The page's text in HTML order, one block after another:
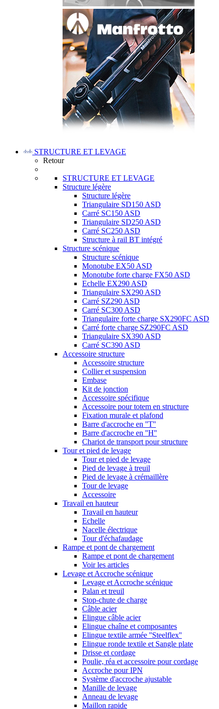
STRUCTURE ET LEVAGE
Retour
STRUCTURE ET LEVAGE
Structure légère
Structure légère
Triangulaire SD150 ASD
Carré SC150 ASD
Triangulaire SD250 ASD
Carré SC250 ASD
Structure à rail BT intégré
Structure scénique
Structure scénique
Monotube EX50 ASD
Monotube forte charge FX50 ASD
Echelle EX290 ASD
Triangulaire SX290 ASD
Carré SZ290 ASD
Carré SC300 ASD
Triangulaire forte charge SX290FC ASD
Carré forte charge SZ290FC ASD
Triangulaire SX390 ASD
Carré SC390 ASD
Accessoire structure
Accessoire structure
Collier et suspension
Embase
Kit de jonction
Accessoire spécifique
Accessoire pour totem en structure
Fixation murale et plafond
Barre d'accroche en ''T''
Barre d'accroche en ''H''
Chariot de transport pour structure
Tour et pied de levage
Tour et pied de levage
Pied de levage à treuil
Pied de levage à crémaillère
Tour de levage
Accessoire
Travail en hauteur
Travail en hauteur
Echelle
Nacelle électrique
Tour d'échafaudage
Rampe et pont de chargement
Rampe et pont de chargement
Voir les articles
Levage et Accroche scénique
Levage et Accroche scénique
Palan et treuil
Stop-chute de charge
Câble acier
Elingue câble acier
Elingue chaîne et composantes
Elingue textile armée ''Steelflex''
Elingue ronde textile et Sangle plate
Drisse et cordage
Poulie, réa et accessoire pour cordage
Accroche pour IPN
Système d'accroche ajustable
Manille de levage
Anneau de levage
Maillon rapide